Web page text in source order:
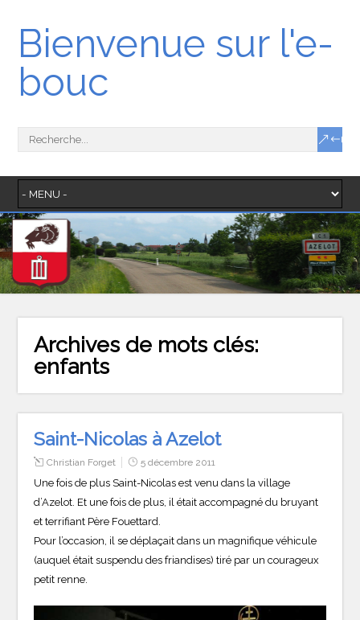
Bienvenue sur l'e-
bouc
Archives de mots clés:
enfants
Saint-Nicolas à Azelot
Christian Forget 5 décembre 2011
Une fois de plus Saint-Nicolas est venu dans la village
d’Azelot. Et une fois de plus, il était accompagné du bruyant
et terrifiant Père Fouettard.
Pour l’occasion, il se déplaçait dans un magnifique véhicule
(auquel était suspendu des friandises) tiré par un courageux
petit renne.